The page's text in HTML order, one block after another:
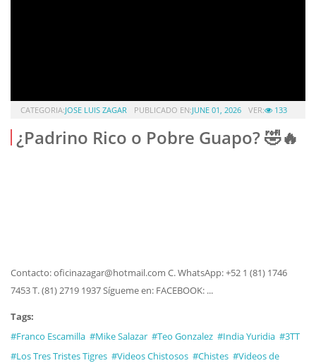
CATEGORIA:JOSE LUIS ZAGAR PUBLICADO EN:JUNE 01, 2026 VER: 133
¿Padrino Rico o Pobre Guapo? 🤣🔥
Contacto: oficinazagar@hotmail.com C. WhatsApp: +52 1 (81) 1746
7453 T. (81) 2719 1937 Sígueme en: FACEBOOK: ...
Tags:
#Franco Escamilla #Mike Salazar #Teo Gonzalez #India Yuridia #3TT
#Los Tres Tristes Tigres #Videos Chistosos #Chistes #Videos de